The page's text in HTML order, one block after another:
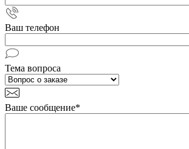
Ваш телефон
Тема вопроса
Ваше сообщение*